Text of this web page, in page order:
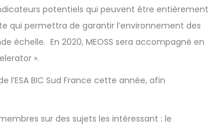
potentiels qui peuvent être entièrement
qui permettra de garantir l’environnement des
échelle. En 2020, MEOSS sera accompagné en
».
l’ESA BIC Sud France cette année, afin
sur des sujets les intéressant : le